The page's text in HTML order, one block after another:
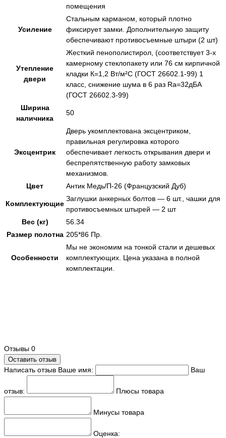
помещения
Усиление
Стальным карманом, который плотно
фиксирует замки. Дополнительную защиту
обеспечивают противосъемные штыри (2 шт)
Утепление
двери
Жесткий пенополистирол, (соответствует 3-х
камерному стеклопакету или 76 см кирпичной
кладки К=1,2 Вт/м²С (ГОСТ 26602.1-99) 1
класс, снижение шума в 6 раз Ra=32дБА
(ГОСТ 26602.3-99)
Ширина
наличника
50
Эксцентрик
Дверь укомплектована эксцентриком,
правильная регулировка которого
обеспечивает легкость открывания двери и
беспрепятственную работу замковых
механизмов.
Цвет
Антик Медь/П-26 (Французский Дуб)
Комплектующие
Заглушки анкерных болтов — 6 шт., чашки для
противосъемных штырей — 2 шт
Вес (кг)
56.34
Размер полотна 205*86 Пр.
Особенности
Мы не экономим на тонкой стали и дешевых
комплектующих. Цена указана в полной
комплектации.
Отзывы 0
Оставить отзыв
Написать отзыв Ваше имя: Ваш
отзыв: Плюсы товара
Минусы товара
Оценка: